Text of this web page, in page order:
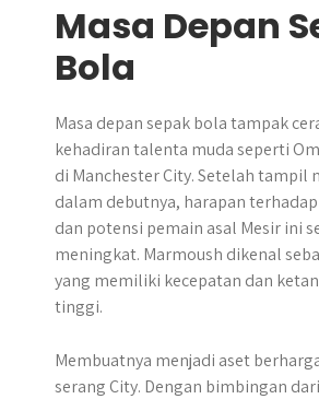
Masa Depan
Bola
​Masa depan sepak bola tampak
kehadiran talenta muda seperti
di Manchester City. Setelah tampil
dalam debutnya, harapan
dan potensi pemain asal Mesir ini
meningkat. Marmoush dikenal
yang memiliki kecepatan dan
tinggi.
Membuatnya menjadi aset
serang City. Dengan bimbingan